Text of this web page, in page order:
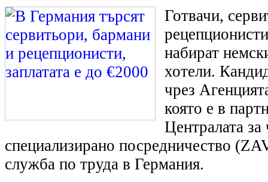
Готвачи,
набират
хотели.
чрез
която е в
Централата
специализирано посредничество
служба по труда в Германия.